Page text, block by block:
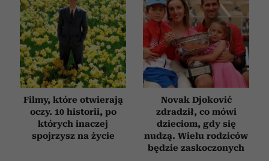
Filmy, które otwierają
oczy. 10 historii, po
których inaczej
spojrzysz na życie
Novak Djoković
zdradził, co mówi
dzieciom, gdy się
nudzą. Wielu rodziców
będzie zaskoczonych